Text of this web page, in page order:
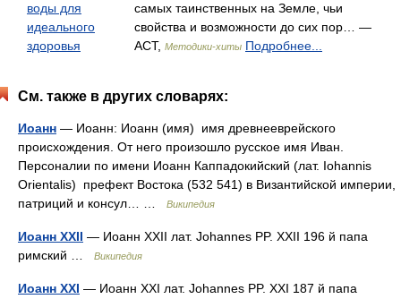
воды для
идеального
здоровья
самых таинственных на Земле, чьи
свойства и возможности до сих пор… —
АСТ, Методики-хиты Подробнее...
См. также в других словарях:
Иоанн — Иоанн: Иоанн (имя) имя древнееврейского
происхождения. От него произошло русское имя Иван.
Персоналии по имени Иоанн Каппадокийский (лат. Iohannis
Orientalis) префект Востока (532 541) в Византийской империи,
патриций и консул… …
Википедия
Иоанн ХХІІ — Иоанн XXII лат. Johannes PP. XXII 196 й папа
римский …
Википедия
Иоанн ХХІ — Иоанн XXI лат. Johannes PP. XXI 187 й папа